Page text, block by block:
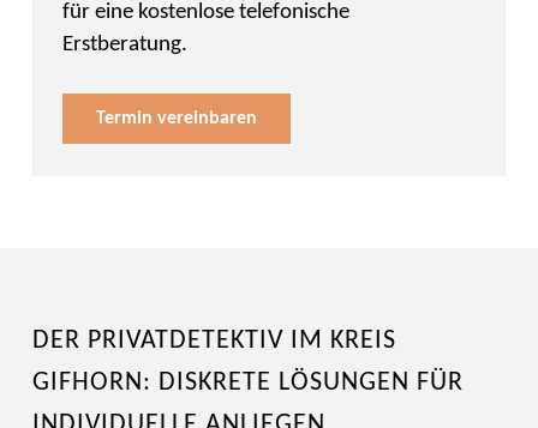
für eine kostenlose telefonische
Erstberatung.
Termin vereinbaren
DER PRIVATDETEKTIV IM KREIS
GIFHORN: DISKRETE LÖSUNGEN FÜR